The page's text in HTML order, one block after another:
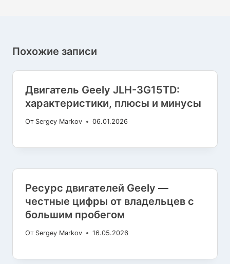
Похожие записи
Двигатель Geely JLH-3G15TD:
характеристики, плюсы и минусы
От Sergey Markov 06.01.2026
Ресурс двигателей Geely —
честные цифры от владельцев с
большим пробегом
От Sergey Markov 16.05.2026